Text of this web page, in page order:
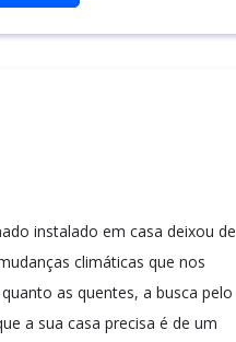
instalado em casa deixou de
climáticas que nos
as quentes, a busca pelo
a sua casa precisa é de um